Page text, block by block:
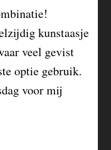
kunstaasje
veel gevist
optie gebruik.
voor mij